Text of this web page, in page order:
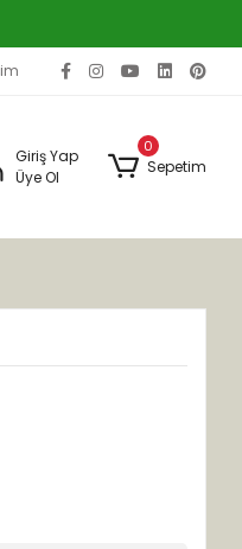
Giriş Yap
Üye Ol
0
Sepetim